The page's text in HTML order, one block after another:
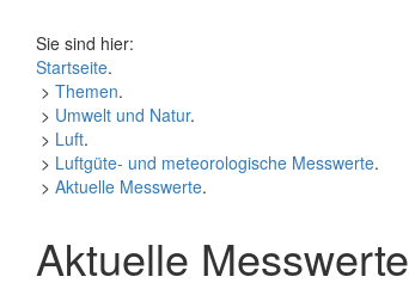
Sie sind hier:
Startseite.
> Themen.
> Umwelt und Natur.
> Luft.
> Luftgüte- und meteorologische Messwerte.
> Aktuelle Messwerte.
Aktuelle Messwerte